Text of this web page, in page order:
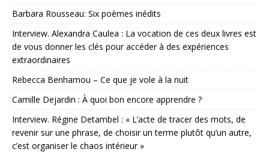
Barbara Rousseau: Six poèmes inédits
Interview. Alexandra Caulea : La vocation de ces deux livres est
de vous donner les clés pour accéder à des expériences
extraordinaires
Rebecca Benhamou – Ce que je vole à la nuit
Camille Dejardin : À quoi bon encore apprendre ?
Interview. Régine Detambel : « L’acte de tracer des mots, de
revenir sur une phrase, de choisir un terme plutôt qu’un autre,
c’est organiser le chaos intérieur »